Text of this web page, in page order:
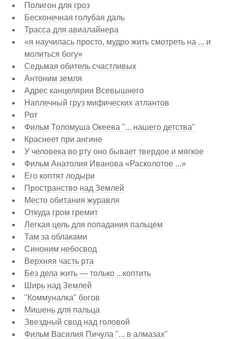
Полигон для гроз
Бесконечная голубая даль
Трасса для авиалайнера
«я научилась просто, мудро жить смотреть на ... и
молиться богу»
Седьмая обитель счастливых
Антоним земля
Адрес канцелярии Всевышнего
Наплечный груз мифических атлантов
Рот
Фильм Толомуша Океева "... нашего детства"
Краснеет при ангине
У человека во рту оно бывает твердое и мягкое
Фильм Анатолия Иванова «Расколотое ...»
Его коптят лодыри
Пространство над Землей
Место обитания журавля
Откуда гром гремит
Легкая цель для попадания пальцем
Там за облаками
Синоним небосвод
Верхняя часть рта
Без дела жить — только ...коптить
Ширь над Землей
"Коммуналка" богов
Мишень для пальца
Звездный свод над головой
Фильм Василия Пичула "... в алмазах"